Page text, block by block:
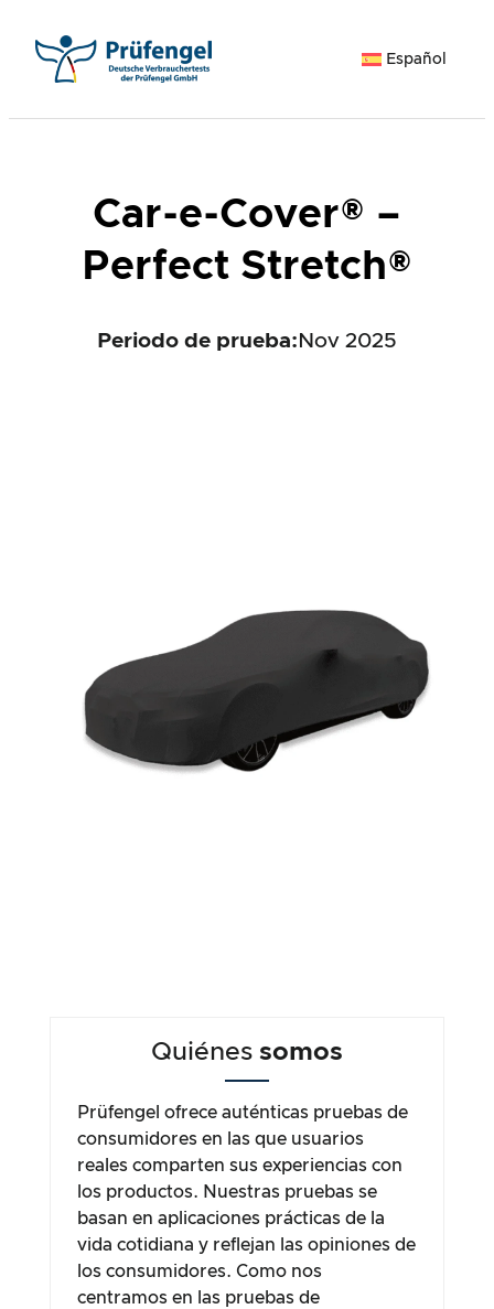
contenido
Español
Car-e-Cover® –
Perfect Stretch®
Periodo de prueba: Nov 2025
Quiénes somos
Prüfengel ofrece auténticas pruebas de
consumidores en las que usuarios
reales comparten sus experiencias con
los productos. Nuestras pruebas se
basan en aplicaciones prácticas de la
vida cotidiana y reflejan las opiniones de
los consumidores. Como nos
centramos en las pruebas de